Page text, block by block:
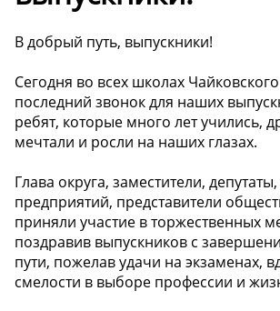
В добрый путь, выпускники!
Сегодня во всех школах
последний звонок для наших
ребят, которые много лет учились,
мечтали и росли на наших глазах.
Глава округа, заместители,
предприятий, представители
приняли участие в торжественных
поздравив выпускников с
пути, пожелав удачи на экзаменах,
смелости в выборе профессии и